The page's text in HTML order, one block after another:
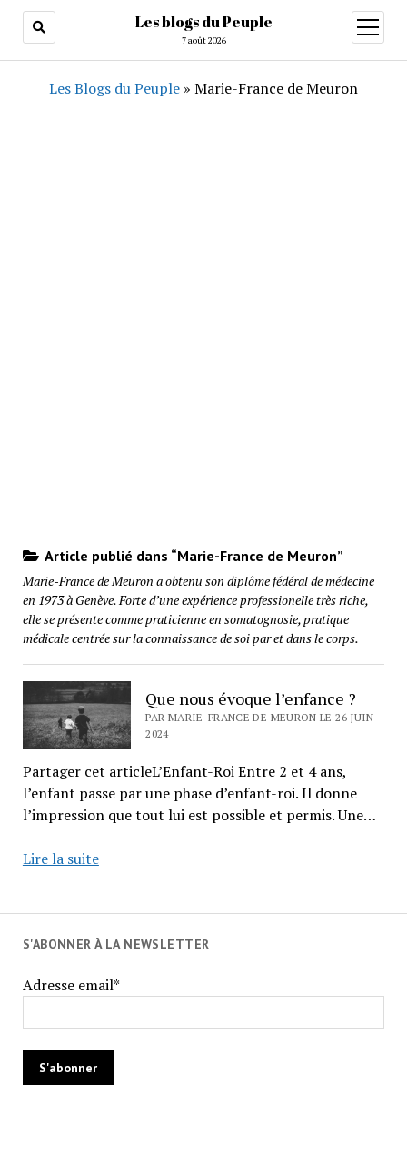
Les blogs du Peuple
7 août 2026
ouvrir
menu
Les Blogs du Peuple » Marie-France de Meuron
Article publié dans “Marie-France de Meuron”
Marie-France de Meuron a obtenu son diplôme fédéral de médecine
en 1973 à Genève. Forte d’une expérience professionelle très riche,
elle se présente comme praticienne en somatognosie, pratique
médicale centrée sur la connaissance de soi par et dans le corps.
Que nous évoque l’enfance ?
PAR MARIE-FRANCE DE MEURON LE 26 JUIN
2024
Partager cet articleL’Enfant-Roi Entre 2 et 4 ans,
l’enfant passe par une phase d’enfant-roi. Il donne
l’impression que tout lui est possible et permis. Une…
Lire la suiteQue
S'ABONNER À LA NEWSLETTER
Adresse email*